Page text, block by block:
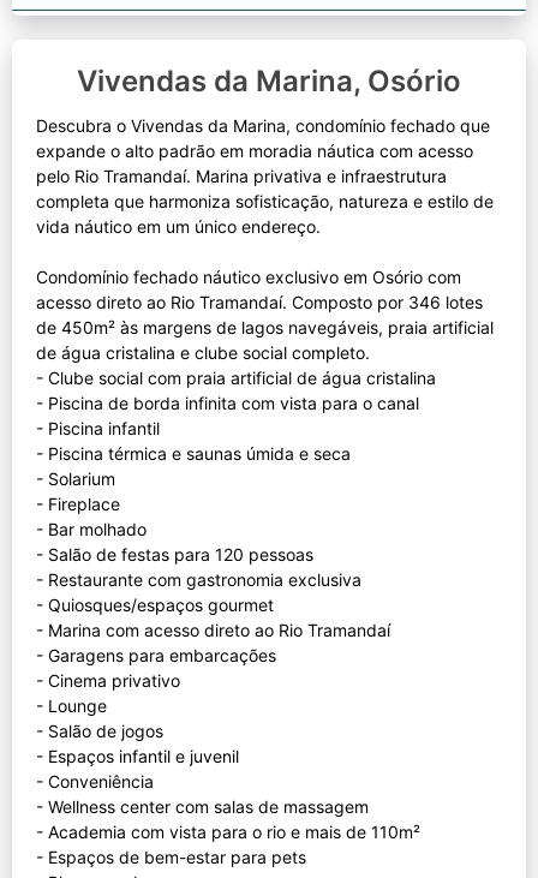
Vivendas da Marina, Osório
Descubra o Vivendas da Marina, condomínio fechado que
expande o alto padrão em moradia náutica com acesso
pelo Rio Tramandaí. Marina privativa e infraestrutura
completa que harmoniza sofisticação, natureza e estilo de
vida náutico em um único endereço.
Condomínio fechado náutico exclusivo em Osório com
acesso direto ao Rio Tramandaí. Composto por 346 lotes
de 450m² às margens de lagos navegáveis, praia artificial
de água cristalina e clube social completo.
- Clube social com praia artificial de água cristalina
- Piscina de borda infinita com vista para o canal
- Piscina infantil
- Piscina térmica e saunas úmida e seca
- Solarium
- Fireplace
- Bar molhado
- Salão de festas para 120 pessoas
- Restaurante com gastronomia exclusiva
- Quiosques/espaços gourmet
- Marina com acesso direto ao Rio Tramandaí
- Garagens para embarcações
- Cinema privativo
- Lounge
- Salão de jogos
- Espaços infantil e juvenil
- Conveniência
- Wellness center com salas de massagem
- Academia com vista para o rio e mais de 110m²
- Espaços de bem-estar para pets